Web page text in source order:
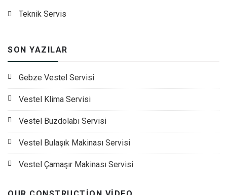
Teknik Servis
SON YAZILAR
Gebze Vestel Servisi
Vestel Klima Servisi
Vestel Buzdolabı Servisi
Vestel Bulaşık Makinası Servisi
Vestel Çamaşır Makinası Servisi